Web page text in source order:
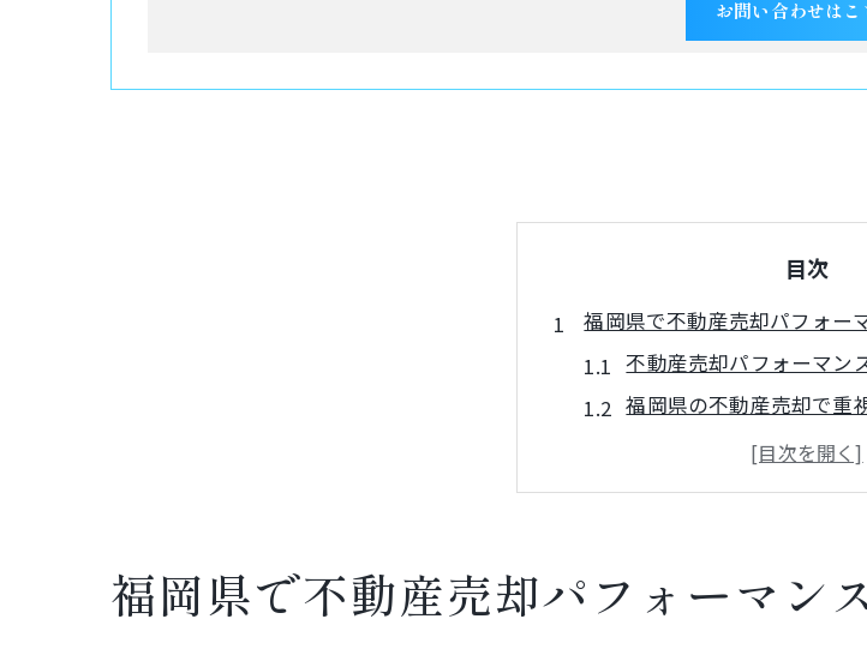
お問い合わせはこ
目次
福岡県で不動産売却パフォー
不動産売却パフォーマン
福岡県の不動産売却で重
不動産業界三大タブーと
悪質な不動産買取業者へ
賢く動く不動産売却なら福岡
福岡県市場の特徴を活か
福岡県で不動産売却パフォーマン